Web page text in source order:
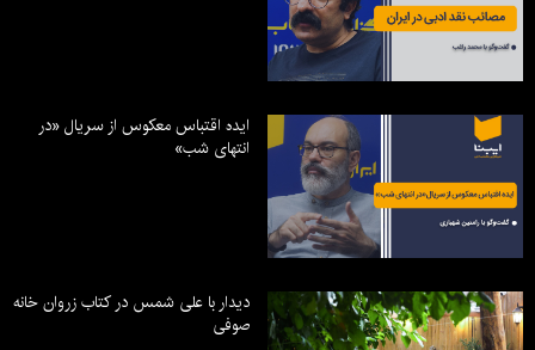
ایده اقتباس معکوس از سریال «در
انتهای شب»
دیدار با علی شمس در کتاب زروان خانه
صوفی